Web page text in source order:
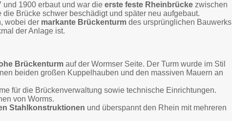
und 1900 erbaut und war dieerste feste Rheinbrücke zwischen
Brücke schwer beschädigt und später neu aufgebaut.
wobei der markante Brückenturm des ursprünglichen Bauwerks
der Anlage ist.
Brückenturm auf der Wormser Seite. Der Turm wurde im Stil
beiden großen Kuppelhauben und den massiven Mauern an
für die Brückenverwaltung sowie technische Einrichtungen.
von Worms.
Stahlkonstruktionen und überspannt den Rhein mit mehreren